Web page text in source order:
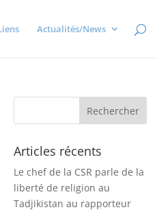
Actualités/News
Articles récents
Le chef de la CSR parle de la
liberté de religion au
Tadjikistan au rapporteur